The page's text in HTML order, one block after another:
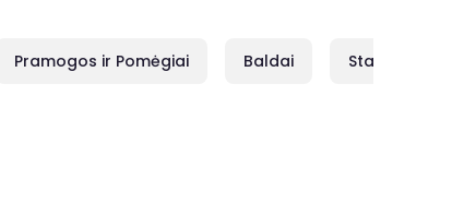
Pramogos ir Pomėgiai Baldai Statybai